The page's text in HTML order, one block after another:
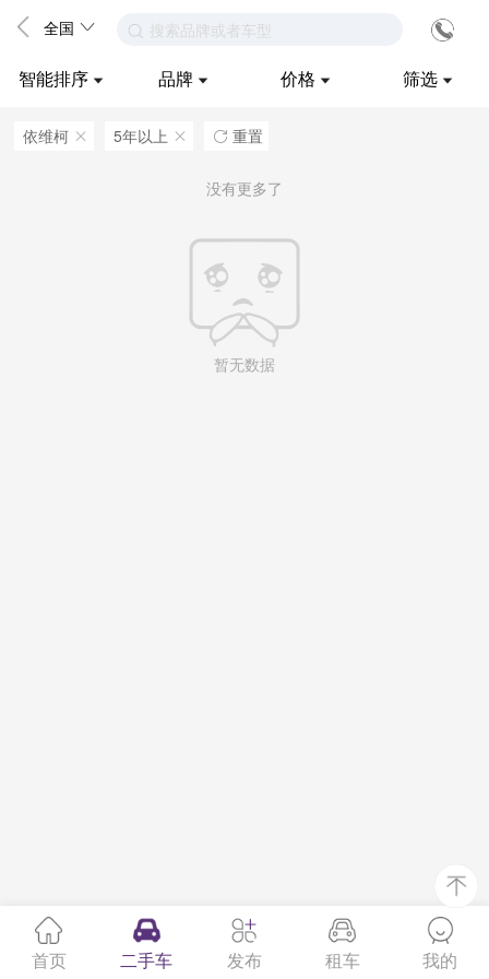
全国 搜索品牌或者车型
智能排序 品牌 价格 筛选
依维柯 ဆ 5年以上 ဆ  重置
没有更多了
首页 二手车 发布 租车 我的